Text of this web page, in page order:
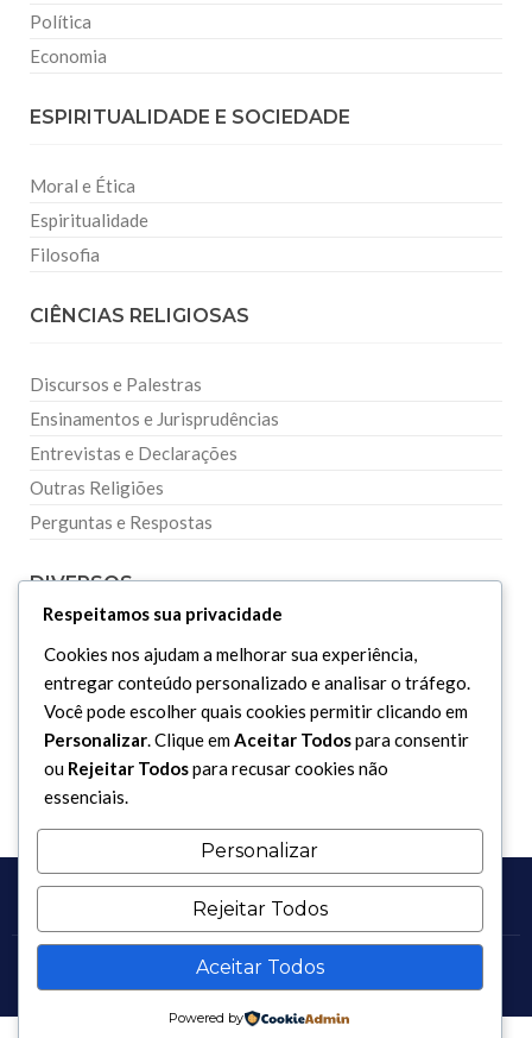
Política
Economia
ESPIRITUALIDADE E SOCIEDADE
Moral e Ética
Espiritualidade
Filosofia
CIÊNCIAS RELIGIOSAS
Discursos e Palestras
Ensinamentos e Jurisprudências
Entrevistas e Declarações
Outras Religiões
Perguntas e Respostas
DIVERSOS
Curiosidades
Dicionário Islâmico
Downloads
Copyright 2017 - 2026 / Todos os direitos reservados.
Respeitamos sua privacidade
Cookies nos ajudam a melhorar sua experiência,
entregar conteúdo personalizado e analisar o tráfego.
Você pode escolher quais cookies permitir clicando em
Personalizar. Clique emAceitar Todospara consentir
ou Rejeitar Todospara recusar cookies não
essenciais.
Personalizar
Rejeitar Todos
Aceitar Todos
Powered by